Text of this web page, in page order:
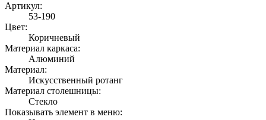
Артикул:
53-190
Цвет:
Коричневый
Материал каркаса:
Алюминий
Материал:
Искусственный ротанг
Материал столешницы:
Стекло
Показывать элемент в меню: